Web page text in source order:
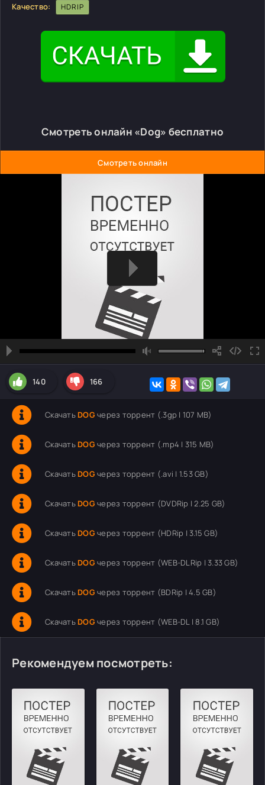
Качество:
HDRIP
Смотреть онлайн «Dog» бесплатно
Смотреть онлайн
140 166
Скачать DOG через торрент (.3gp | 107 MB)
Скачать DOG через торрент (.mp4 | 315 MB)
Скачать DOG через торрент (.avi | 1.53 GB)
Скачать DOG через торрент (DVDRip | 2.25 GB)
Скачать DOG через торрент (HDRip | 3.15 GB)
Скачать DOG через торрент (WEB-DLRip | 3.33 GB)
Скачать DOG через торрент (BDRip | 4.5 GB)
Скачать DOG через торрент (WEB-DL | 8.1 GB)
Рекомендуем посмотреть: